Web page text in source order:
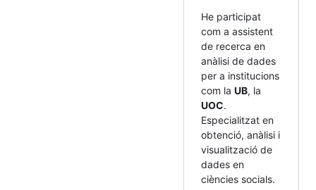
He participat
com a assistent
de recerca en
anàlisi de dades
per a institucions
com la UB, la
UOC.
Especialitzat en
obtenció, anàlisi i
visualització de
dades en
ciències socials.